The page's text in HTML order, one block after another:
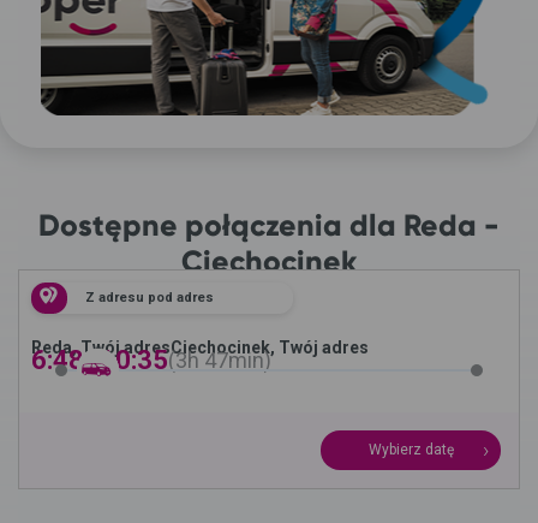
Dostępne połączenia dla Reda -
Ciechocinek
Z adresu pod adres
Reda, Twój adresCiechocinek, Twój adres
6:48 -10:35 3h47min
Wybierz datę